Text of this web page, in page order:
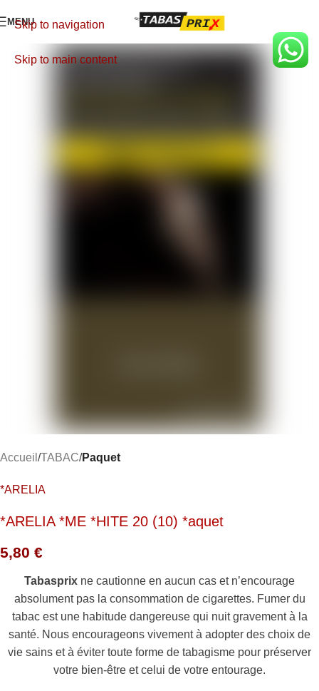
Skip to navigation
Skip to main content
MENU
Accueil TABAC Paquet
*ARELIA
*ARELIA *ME *HITE 20 (10) *aquet
5,80 €
Tabasprix ne cautionne en aucun cas et n’encourage
absolument pas la consommation de cigarettes. Fumer du
tabac est une habitude dangereuse qui nuit gravement à la
santé. Nous encourageons vivement à adopter des choix de
vie sains et à éviter toute forme de tabagisme pour préserver
votre bien-être et celui de votre entourage.